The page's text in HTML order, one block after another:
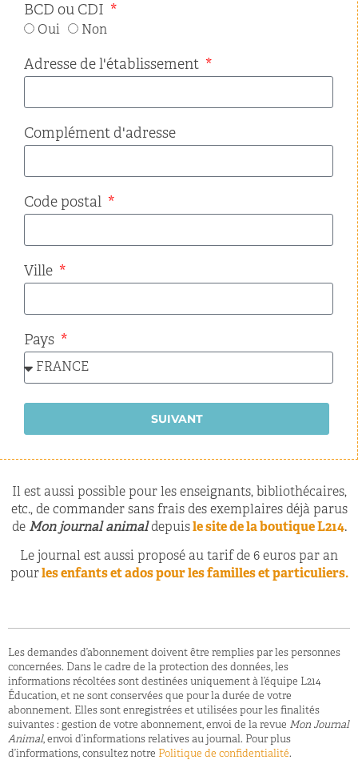
BCD ou CDI
Oui Non
Adresse de l'établissement
Complément d'adresse
Code postal
Ville
Pays
SUIVANT
Il est aussi possible pour les enseignants, bibliothécaires,
etc., de commander sans frais des exemplaires déjà parus
de Mon journal animaldepuisle site de la boutique L214.
Le journal est aussi proposé au tarif de 6 euros par an
pourles enfants et ados pour les familles et particuliers.
Les demandes d’abonnement doivent être remplies par les personnes
concernées. Dans le cadre de la protection des données, les
informations récoltées sont destinées uniquement à l’équipe L214
Éducation, et ne sont conservées que pour la durée de votre
abonnement. Elles sont enregistrées et utilisées pour les finalités
suivantes : gestion de votre abonnement, envoi de la revue Mon Journal
Animal, envoi d’informations relatives au journal. Pour plus
d’informations, consultez notre Politique de confidentialité.